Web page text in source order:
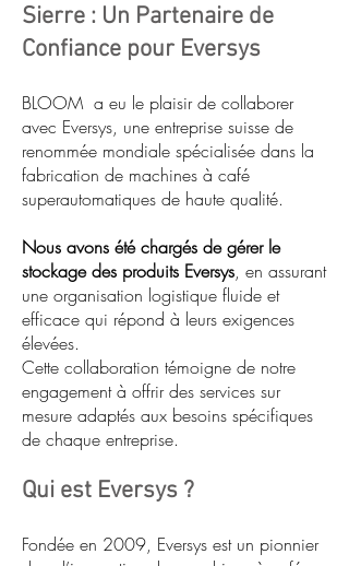
Sierre : Un Partenaire de
Confiance pour Eversys
BLOOM a eu le plaisir de collaborer
avec Eversys, une entreprise suisse de
renommée mondiale spécialisée dans la
fabrication de machines à café
superautomatiques de haute qualité.
Nous avons été chargés de gérer le
stockage des produits Eversys, en assurant
une organisation logistique fluide et
efficace qui répond à leurs exigences
élevées.
Cette collaboration témoigne de notre
engagement à offrir des services sur
mesure adaptés aux besoins spécifiques
de chaque entreprise.
Qui est Eversys ?
Fondée en 2009, Eversys est un pionnier